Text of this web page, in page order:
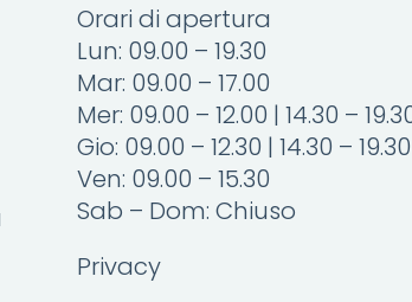
Orari di apertura
Lun: 09.00 – 19.30
Mar: 09.00 – 17.00
Mer: 09.00 – 12.00 | 14.30 –
Gio: 09.00 – 12.30 | 14.30 – 19.30
Ven: 09.00 – 15.30
Sab – Dom: Chiuso
Privacy